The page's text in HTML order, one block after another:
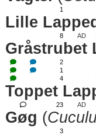
1
Lille
8 AD
Gråstrubet
2
1
4
Toppet
23 AD
Gøg (
3